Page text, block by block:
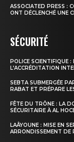
ASSOCIATED PRESS :
ONT DÉCLENCHÉ UNE
SÉCURITÉ
POLICE SCIENTIFIQUE
L’ACCRÉDITATION
SEBTA SUBMERGÉE
RABAT ET PRÉPARE
FÊTE DU TRÔNE : LA
SÉCURITAIRE À AL
LAÂYOUNE : MISE EN
ARRONDISSEMENT DE